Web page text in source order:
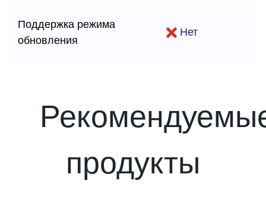
Поддержка режима
обновления
Нет
продукты